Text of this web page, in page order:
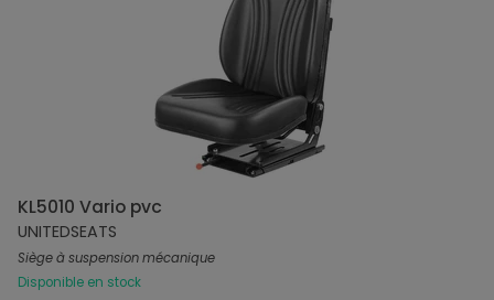
KL5010 Vario pvc
UNITEDSEATS
Siège à suspension mécanique
Disponible en stock